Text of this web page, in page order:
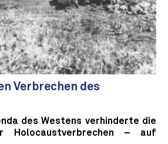
Verbrechen des
des Westens verhinderte die
Holocaustverbrechen – auf